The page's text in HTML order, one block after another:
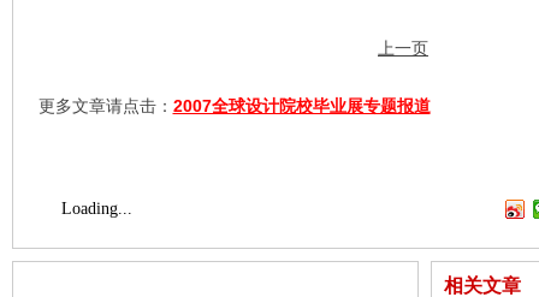
上一页
更多文章请点击： 2007全球设计院校毕业展专题报道
Loading...
相关文章